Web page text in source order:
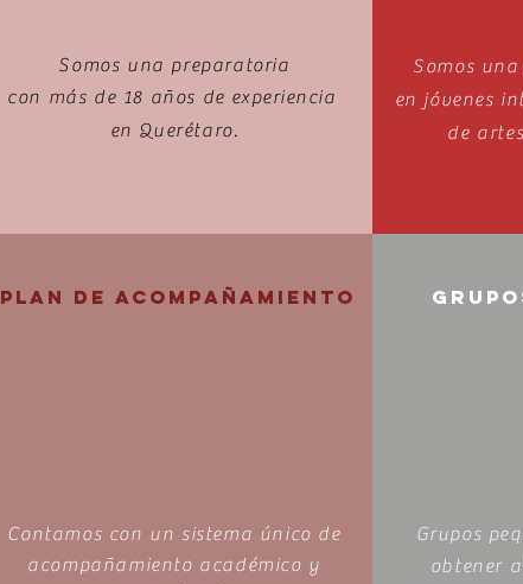
Somos una preparatoria
con más de 18 años de experiencia
en Querétaro.
Somos
en jóvenes
de
PLAN DE ACOMPAÑAMIENTO
Contamos con un sistema único de
acompañamiento académico y
Grupos
obtener